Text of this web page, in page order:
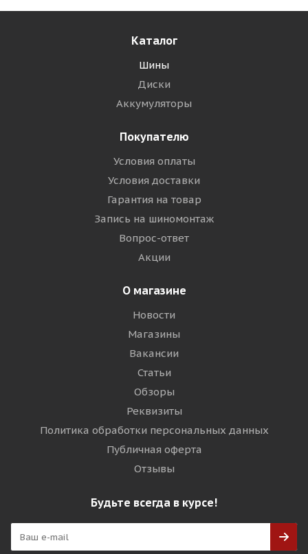
Каталог
Шины
Диски
Аккумуляторы
Покупателю
Условия оплаты
Условия доставки
Гарантия на товар
Запись на шиномонтаж
Вопрос-ответ
Акции
О магазине
Новости
Магазины
Вакансии
Статьи
Обзоры
Реквизиты
Политика обработки персональных данных
Публичная оферта
Отзывы
Будьте всегда в курсе!